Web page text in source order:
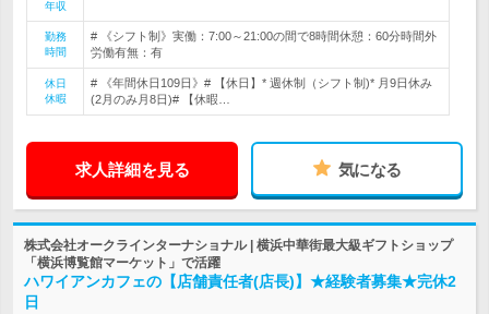
年収
勤務
時間
# 《シフト制》実働：7:00～21:00の間で8時間休憩：60分時間外
労働有無：有
休日
休暇
# 《年間休日109日》# 【休日】* 週休制（シフト制)* 月9日休み
(2月のみ月8日)# 【休暇…
求人詳細を見る 気になる
株式会社オークラインターナショナル | 横浜中華街最大級ギフトショップ
「横浜博覧館マーケット」で活躍
ハワイアンカフェの【店舗責任者(店長)】★経験者募集★完休2
日